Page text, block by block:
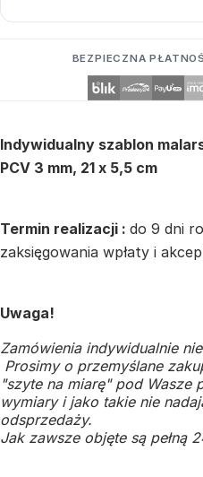
BEZPIECZNA
Indywidualny szablon
PCV 3 mm, 21 x 5,5 cm
Termin realizacji : do 9 dni
zaksięgowania wpłaty i
Uwaga!
Zamówienia indywidualnie
Prosimy o przemyślane
"szyte na miarę" pod Wasze
wymiary i jako takie nie
odsprzedaży.
Jak zawsze objęte są pełną